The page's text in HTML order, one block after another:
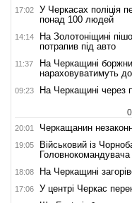
17:02
У Черкасах поліція
понад 100 людей
14:14
На Золотоніщині
потрапив під авто
11:37
На Черкащині
нараховуватимуть
09:23 На Черкащині через
20:01 Черкащанин
19:05
Військовий із
18:08 На Черкащині
17:06 У центрі Черкас